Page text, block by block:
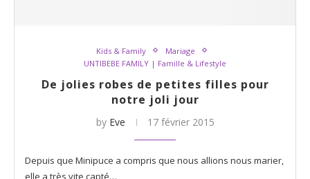
Kids & Family
Mariage
UNTIBEBE FAMILY | Famille & Lifestyle
De jolies robes de petites filles pour
notre joli jour
by Eve 17 février 2015
Depuis que Minipuce a compris que nous allions nous marier,
elle a très vite capté…